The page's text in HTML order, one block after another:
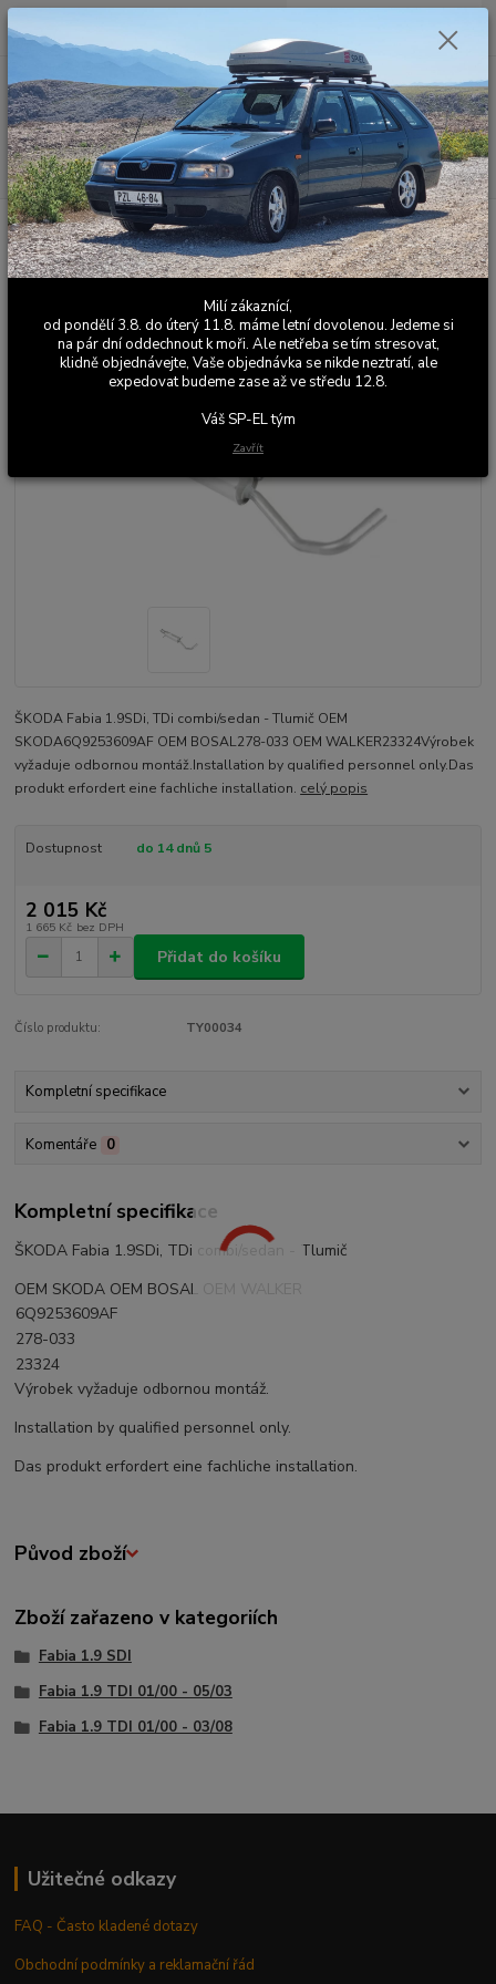
Menu
Hledat
Po - Pá 9:00 - 17:00
0,00 Kč
Úvod Výfuky Sériové výfuky Škoda Fabia 1
Fabia 1.9 SDI
ŠKODA Fabia 1.9SDi, TDi combi sedan - Tlumič
ŠKODA Fabia 1.9SDi, TDi combi
sedan - Tlumič
ŠKODA Fabia 1.9SDi, TDi combi/sedan - Tlumič OEM
SKODA6Q9253609AF OEM BOSAL278-033 OEM WALKER23324Výrobek
vyžaduje odbornou montáž.Installation by qualified personnel only.Das
produkt erfordert eine fachliche installation. celý popis
Dostupnost do 14 dnů 5
2 015 Kč
1 665 Kč bez DPH
Přidat do košíku
Číslo produktu: TY00034
Kompletní specifikace
Komentáře 0
Kompletní specifikace
ŠKODA Fabia 1.9SDi, TDi combi/sedan - Tlumič
OEM SKODA OEM BOSAL OEM WALKER
6Q9253609AF
278-033
23324
Výrobek vyžaduje odbornou montáž.
Installation by qualified personnel only.
Das produkt erfordert eine fachliche installation.
Původ zboží
Zboží zařazeno v kategoriích
Fabia 1.9 SDI
Fabia 1.9 TDI 01/00 - 05/03
Fabia 1.9 TDI 01/00 - 03/08
Užitečné odkazy
FAQ - Často kladené dotazy
Obchodní podmínky a reklamační řád
Milí zákaznící,
od pondělí 3.8. do úterý 11.8. máme letní dovolenou. Jedeme si
na pár dní oddechnout k moři. Ale netřeba se tím stresovat,
klidně objednávejte, Vaše objednávka se nikde neztratí, ale
expedovat budeme zase až ve středu 12.8.
Váš SP-EL tým
Zavřít